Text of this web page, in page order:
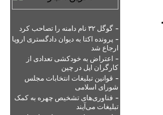
- گوگل ۳۲ نام دامنه را تصاحب کرد
- پرونده اکتا به دیوان دادگستری اروپا
ارجاع شد
- اعتراض به خودکشی تعدادی از
کارگران اپل در چین
- قوانین تبلیغات انتخابات مجلس
شورای اسلامی
- فناوری‌های تشخیص چهره به کمک
تبلیغات می‌آیند